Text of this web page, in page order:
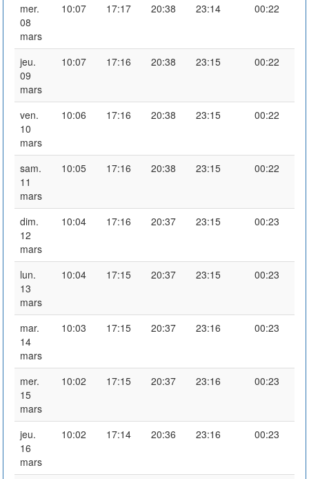
mer.
08
mars
10:07 17:17 20:38 23:14 00:22
jeu.
09
mars
10:07 17:16 20:38 23:15 00:22
ven.
10
mars
10:06 17:16 20:38 23:15 00:22
sam.
11
mars
10:05 17:16 20:38 23:15 00:22
dim.
12
mars
10:04 17:16 20:37 23:15 00:23
lun.
13
mars
10:04 17:15 20:37 23:15 00:23
mar.
14
mars
10:03 17:15 20:37 23:16 00:23
mer.
15
mars
10:02 17:15 20:37 23:16 00:23
jeu.
16
mars
10:02 17:14 20:36 23:16 00:23